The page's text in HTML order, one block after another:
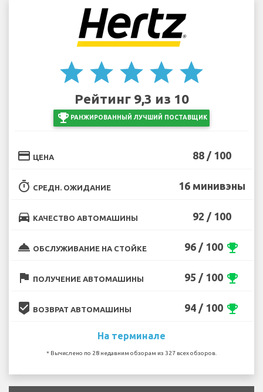
star star star star star
Рейтинг 9,3 из 10
emoji_events РАНЖИРОВАННЫЙ ЛУЧШИЙ ПОСТАВЩИК
credit_card ЦЕНА 88 / 100
timer СРЕДН. ОЖИДАНИЕ 16 минивэны
directions_car КАЧЕСТВО АВТОМАШИНЫ 92 / 100
room_service ОБСЛУЖИВАНИЕ НА СТОЙКЕ 96 / 100 emoji_events
flag ПОЛУЧЕНИЕ АВТОМАШИНЫ 95 / 100 emoji_events
beenhere ВОЗВРАТ АВТОМАШИНЫ 94 / 100 emoji_events
На терминале
* Вычислено по 28 недавним обзорам из 327 всех обзоров.